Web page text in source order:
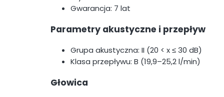
Gwarancja: 7 lat
Parametry akustyczne i przepływ
Grupa akustyczna: II (20 < x ≤ 30 dB)
Klasa przepływu: B (19,9–25,2 l/min)
Głowica